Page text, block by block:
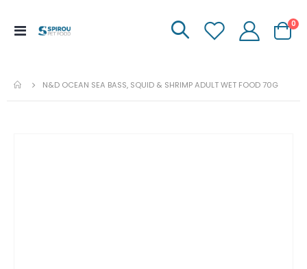
Menu
0
N&D OCEAN SEA BASS, SQUID & SHRIMP ADULT WET FOOD 70G